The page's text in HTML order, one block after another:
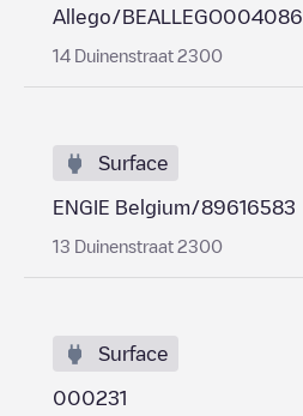
Allego/BEALLEGO004086
14 Duinenstraat 2300
Surface
ENGIE Belgium/89616583
13 Duinenstraat 2300
Surface
000231